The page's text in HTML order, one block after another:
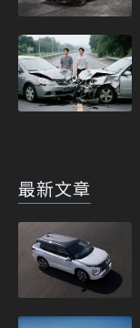
最新文章